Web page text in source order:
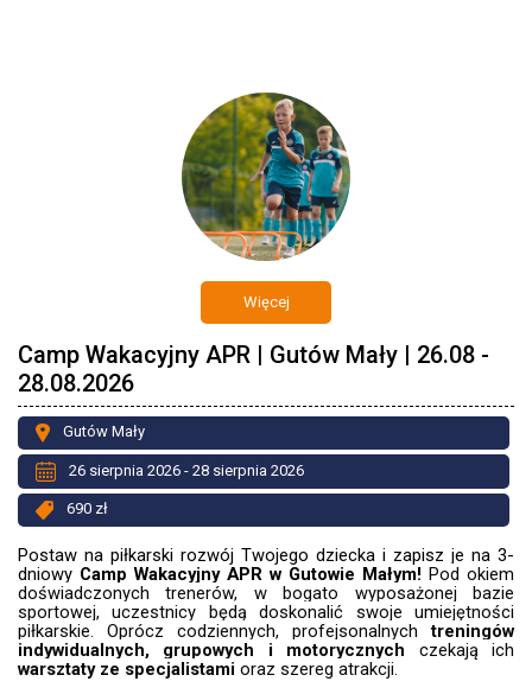
Więcej
Camp Wakacyjny APR | Gutów Mały | 26.08 -
28.08.2026
Gutów Mały
26 sierpnia 2026 - 28 sierpnia 2026
690 zł
Postaw na piłkarski rozwój Twojego dziecka i zapisz je na 3-
dniowy Camp Wakacyjny APR w Gutowie Małym! Pod okiem
doświadczonych trenerów, w bogato wyposażonej bazie
sportowej, uczestnicy będą doskonalić swoje umiejętności
piłkarskie. Oprócz codziennych, profejsonalnychtreningów
indywidualnych, grupowych i motorycznych czekają ich
warsztaty ze specjalistami oraz szereg atrakcji.